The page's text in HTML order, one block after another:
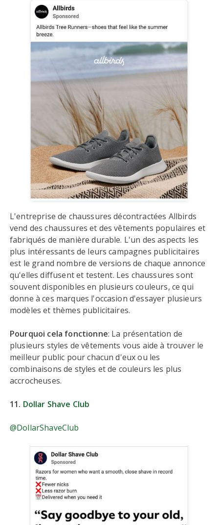
L'entreprise de chaussures décontractées Allbirds
vend des chaussures et des vêtements populaires et
fabriqués de manière durable. L'un des aspects les
plus intéressants de leurs campagnes publicitaires
est le grand nombre de versions de chaque annonce
qu'elles diffusent et testent. Les chaussures sont
souvent disponibles en plusieurs couleurs, ce qui
donne à ces marques l'occasion d'essayer plusieurs
modèles et thèmes publicitaires.
Pourquoi cela fonctionne: La présentation de
plusieurs styles de vêtements vous aide à trouver le
meilleur public pour chacun d'eux ou les
combinaisons de styles et de couleurs les plus
accrocheuses.
11. Dollar Shave Club
@DollarShaveClub